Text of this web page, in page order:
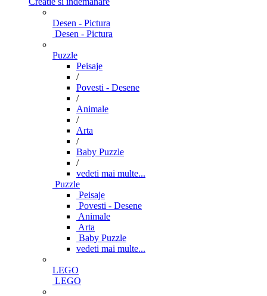
Desen - Pictura
Desen - Pictura
Puzzle
Peisaje
/
Povesti - Desene
/
Animale
/
Arta
/
Baby Puzzle
/
vedeti mai multe...
Puzzle
Peisaje
Povesti - Desene
Animale
Arta
Baby Puzzle
vedeti mai multe...
LEGO
LEGO